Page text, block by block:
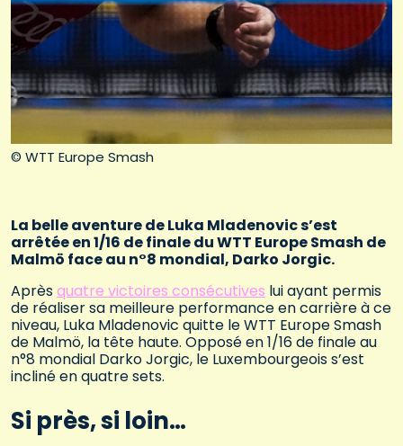
© WTT Europe Smash
La belle aventure de Luka Mladenovic s’est
arrêtée en 1/16 de finale du WTT Europe Smash de
Malmö face au n°8 mondial, Darko Jorgic.
Aprèsquatre victoires consécutives lui ayant permis
de réaliser sa meilleure performance en carrière à ce
niveau, Luka Mladenovic quitte le WTT Europe Smash
de Malmö, la tête haute. Opposé en 1/16 de finale au
n°8 mondial Darko Jorgic, le Luxembourgeois s’est
incliné en quatre sets.
Si près, si loin…